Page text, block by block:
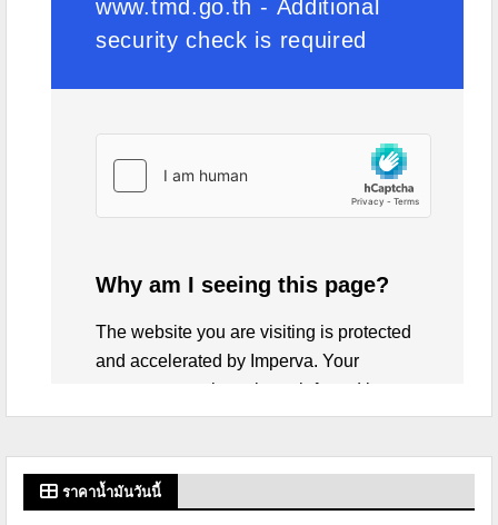
ราคาน้ำมันวันนี้